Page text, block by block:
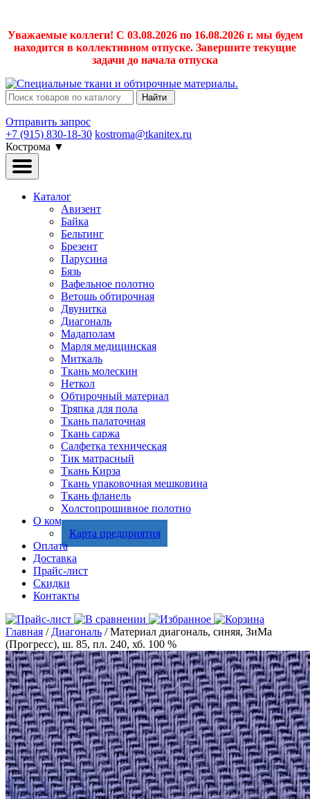
Уважаемые коллеги! С 03.08.2026 по 16.08.2026 г. мы будем
находится в коллективном отпуске. Завершите текущие
задачи до начала отпуска
Найти
Отправить запрос
+7 (915) 830-18-30 kostroma@tkanitex.ru
Кострома ▼
Каталог
Авизент
Байка
Бельтинг
Брезент
Парусина
Бязь
Вафельное полотно
Ветошь обтирочная
Двунитка
Диагональ
Мадаполам
Марля медицинская
Миткаль
Ткань молескин
Неткол
Обтирочный материал
Тряпка для пола
Ткань палаточная
Ткань саржа
Салфетка техническая
Тик матрасный
Ткань Кирза
Ткань упаковочная мешковина
Ткань фланель
Холстопрошивное полотно
О компании
Карта предприятия
Оплата
Доставка
Прайс-лист
Скидки
Контакты
Главная / Диагональ / Материал диагональ, синяя, ЗиМа
(Прогресс), ш. 85, пл. 240, хб. 100 %